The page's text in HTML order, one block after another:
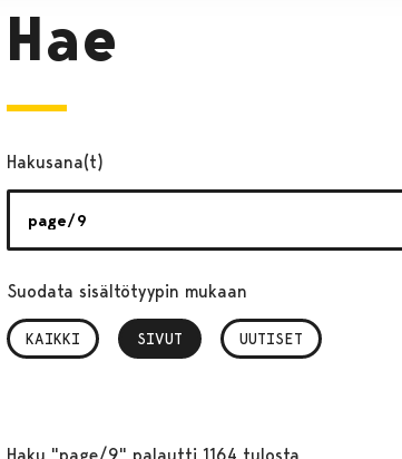
Hae
Hakusana(t)
Suodata sisältötyypin mukaan
KAIKKI SIVUT
, VALITTU UUTISET
Haku "page/9" palautti 1164 tulosta